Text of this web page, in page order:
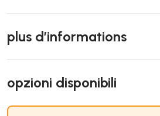
plus d’informations
opzioni disponibili